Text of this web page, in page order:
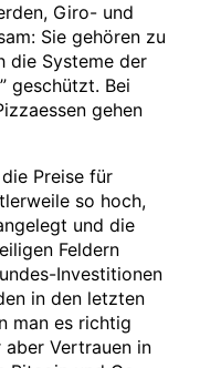
Giro- und
Sie gehören zu
die Systeme der
geschützt. Bei
gehen
Preise für
so hoch,
und die
Feldern
Investitionen
in den letzten
man es richtig
Vertrauen in